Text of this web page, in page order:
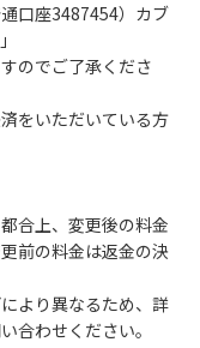
イト内での車の移
みとさせていた
れ以外はすべて
ャンプファイヤ
ール・サッカーな
口座3487454）カブ
のでご了承くださ
をいただいている方
合上、変更後の料金
前の料金は返金の決
より異なるため、詳
合わせください。